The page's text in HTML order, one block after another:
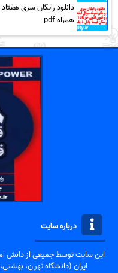
دانلود رایگان سری
همراه pdf
درباره سایت
این سایت توسط جمیعی از دانش
ایران (دانشگاه تهران،